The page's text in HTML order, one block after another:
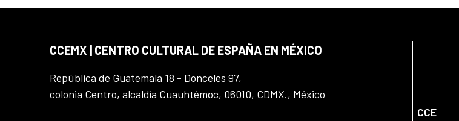
CCEMX | CENTRO CULTURAL DE ESPAÑA EN MÉXICO
República de Guatemala 18 - Donceles 97,
colonia Centro, alcaldía Cuauhtémoc, 06010, CDMX., México
CCE